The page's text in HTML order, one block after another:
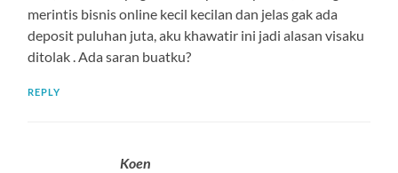
merintis bisnis online kecil kecilan dan jelas gak ada
deposit puluhan juta, aku khawatir ini jadi alasan visaku
ditolak . Ada saran buatku?
REPLY
Koen